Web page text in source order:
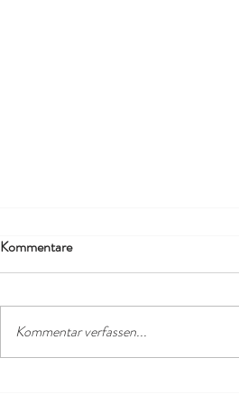
Kommentare
Kommentar verfassen...